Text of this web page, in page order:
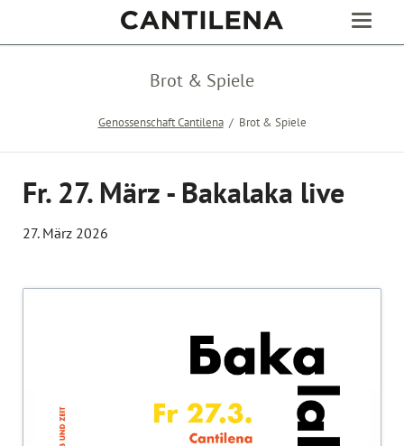
Brot & Spiele
Genossenschaft Cantilena Brot & Spiele
Fr. 27. März - Bakalaka live
27. März 2026